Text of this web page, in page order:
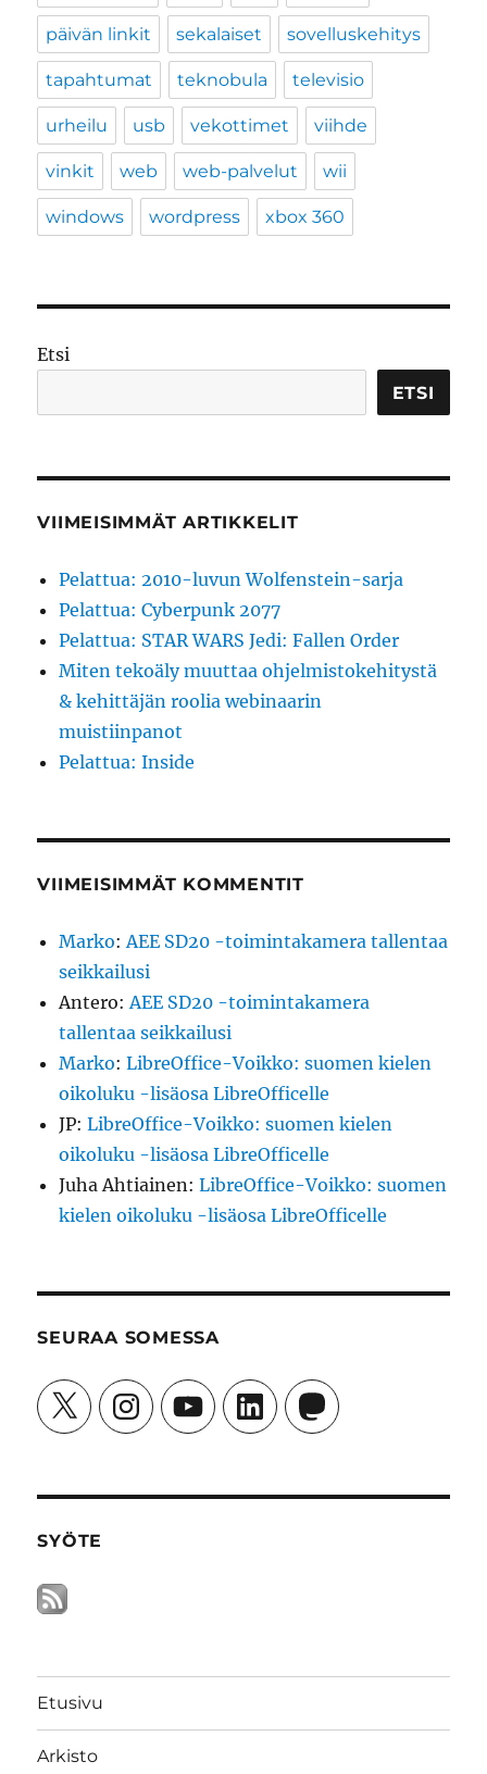
päivän linkit sekalaiset sovelluskehitys
tapahtumat teknobula televisio
urheilu usb vekottimet viihde
vinkit web web-palvelut wii
windows wordpress xbox 360
Etsi
ETSI
VIIMEISIMMÄT ARTIKKELIT
Pelattua: 2010-luvun Wolfenstein-sarja
Pelattua: Cyberpunk 2077
Pelattua: STAR WARS Jedi: Fallen Order
Miten tekoäly muuttaa ohjelmistokehitystä
& kehittäjän roolia webinaarin
muistiinpanot
Pelattua: Inside
VIIMEISIMMÄT KOMMENTIT
Marko:AEE SD20 -toimintakamera tallentaa
seikkailusi
Antero:AEE SD20 -toimintakamera
tallentaa seikkailusi
Marko:LibreOffice-Voikko: suomen kielen
oikoluku -lisäosa LibreOfficelle
JP:LibreOffice-Voikko: suomen kielen
oikoluku -lisäosa LibreOfficelle
Juha Ahtiainen:LibreOffice-Voikko: suomen
kielen oikoluku -lisäosa LibreOfficelle
SEURAA SOMESSA
X InstagramYouTubeLinkedInMastodon
SYÖTE
Etusivu
Arkisto